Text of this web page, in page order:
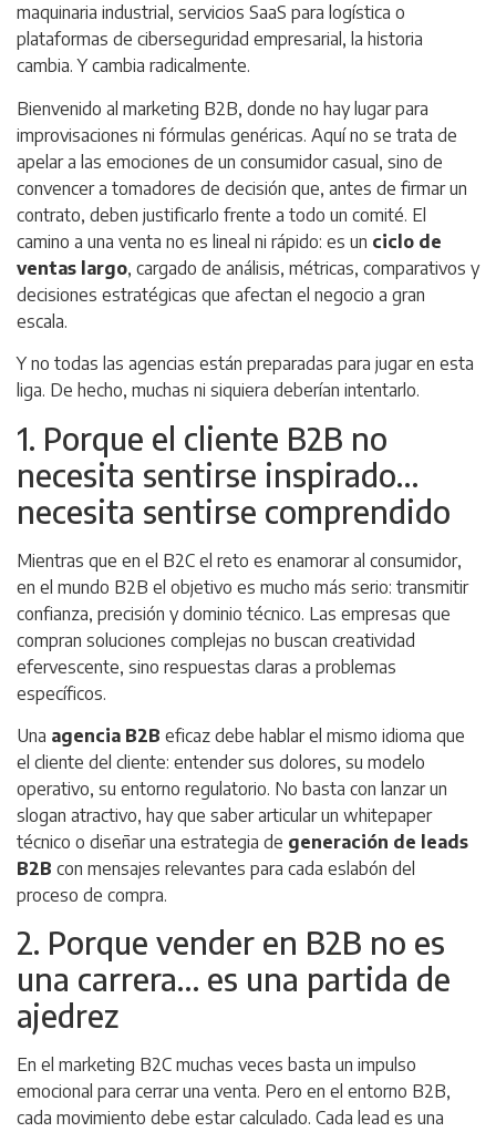
maquinaria industrial, servicios SaaS para logística o
plataformas de ciberseguridad empresarial, la historia
cambia. Y cambia radicalmente.
Bienvenido al marketing B2B, donde no hay lugar para
improvisaciones ni fórmulas genéricas. Aquí no se trata de
apelar a las emociones de un consumidor casual, sino de
convencer a tomadores de decisión que, antes de firmar un
contrato, deben justificarlo frente a todo un comité. El
camino a una venta no es lineal ni rápido: es un ciclo de
ventas largo, cargado de análisis, métricas, comparativos y
decisiones estratégicas que afectan el negocio a gran
escala.
Y no todas las agencias están preparadas para jugar en esta
liga. De hecho, muchas ni siquiera deberían intentarlo.
1. Porque el cliente B2B no
necesita sentirse inspirado…
necesita sentirse comprendido
Mientras que en el B2C el reto es enamorar al consumidor,
en el mundo B2B el objetivo es mucho más serio: transmitir
confianza, precisión y dominio técnico. Las empresas que
compran soluciones complejas no buscan creatividad
efervescente, sino respuestas claras a problemas
específicos.
Una agencia B2B eficaz debe hablar el mismo idioma que
el cliente del cliente: entender sus dolores, su modelo
operativo, su entorno regulatorio. No basta con lanzar un
slogan atractivo, hay que saber articular un whitepaper
técnico o diseñar una estrategia de generación de leads
B2B con mensajes relevantes para cada eslabón del
proceso de compra.
2. Porque vender en B2B no es
una carrera… es una partida de
ajedrez
En el marketing B2C muchas veces basta un impulso
emocional para cerrar una venta. Pero en el entorno B2B,
cada movimiento debe estar calculado. Cada lead es una